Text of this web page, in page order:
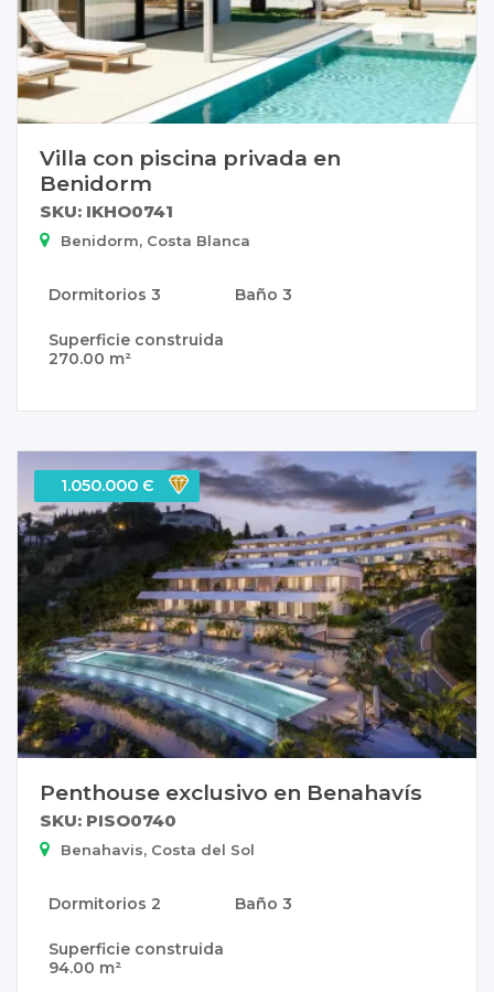
Villa con piscina privada en
Benidorm
SKU: IKHO0741
Benidorm, Costa Blanca
Dormitorios 3 Baño3
Superficie construida
270.00 m²
1.050.000 Є
Penthouse exclusivo en Benahavís
SKU: PISO0740
Benahavis, Costa del Sol
Dormitorios 2 Baño3
Superficie construida
94.00 m²